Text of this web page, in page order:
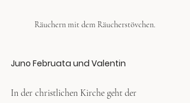
Räuchern mit dem Räucherstövchen.
Juno Februata und Valentin
In der christlichen Kirche geht der